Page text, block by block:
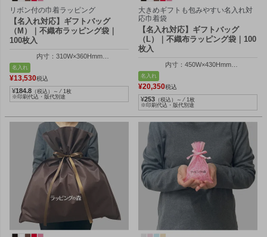
リボン付の巾着ラッピング
【名入れ対応】ギフトバッグ
（M）｜不織布ラッピング袋｜
100枚入
内寸：310W×360Hmm
名入れ
¥13,530税込
¥184.8 （税込）～ ⁄ 1枚
※印刷代込・版代別途
大きめギフトも包みやすい名入れ対
応巾着袋
【名入れ対応】ギフトバッグ
（L）｜不織布ラッピング袋｜100
枚入
内寸：450W×430Hmm
名入れ
¥20,350税込
¥253 （税込）～ ⁄ 1枚
※印刷代込・版代別途